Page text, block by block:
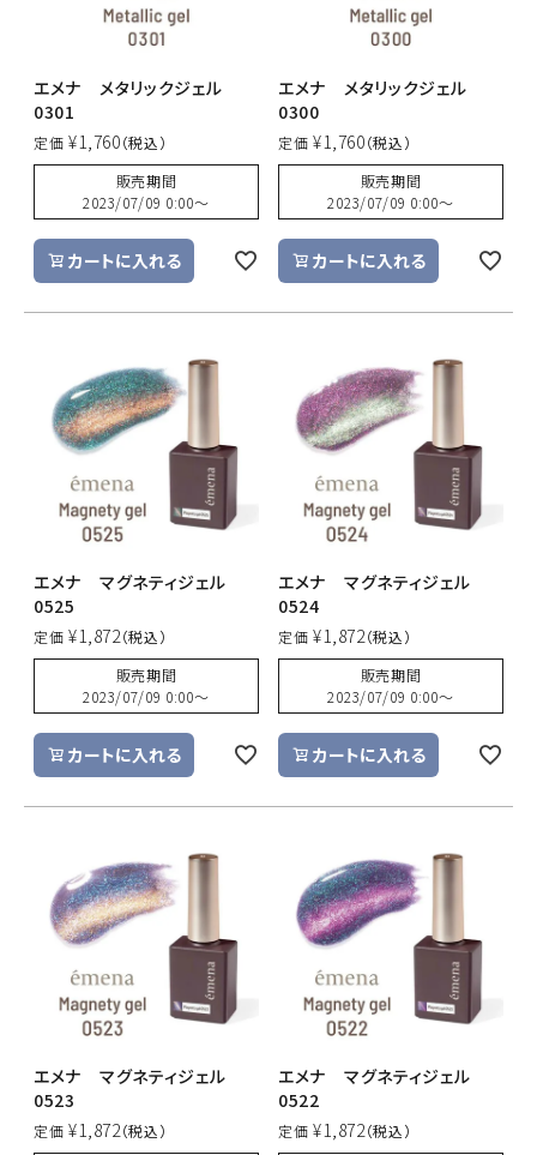
エメナ メタリックジェル
0301
定価 ¥1,760
販売期間
2023/07/09 0:00〜
カートに入れる
エメナ メタリックジェル
0300
定価 ¥1,760
販売期間
2023/07/09 0:00〜
カートに入れる
エメナ マグネティジェル
0525
定価 ¥1,872
販売期間
2023/07/09 0:00〜
カートに入れる
エメナ マグネティジェル
0524
定価 ¥1,872
販売期間
2023/07/09 0:00〜
カートに入れる
エメナ マグネティジェル
0523
定価 ¥1,872
エメナ マグネティジェル
0522
定価 ¥1,872